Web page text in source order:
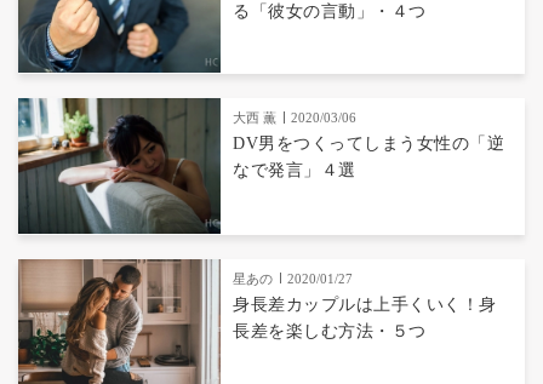
る「彼女の言動」・４つ
大西 薫 2020/03/06
DV男をつくってしまう女性の「逆
なで発言」４選
星あの 2020/01/27
身長差カップルは上手くいく！身
長差を楽しむ方法・５つ